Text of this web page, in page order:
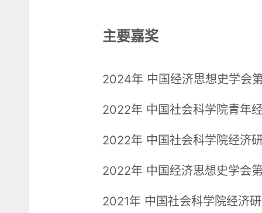
主要嘉奖
2024年 中国经济思想史学会
2022年 中国社会科学院青年
2022年 中国社会科学院经济
2022年 中国经济思想史学会
2021年 中国社会科学院经济